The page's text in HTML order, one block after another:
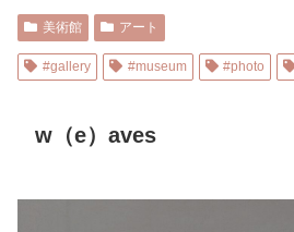
美術館 アート
#gallery #museum #photo
w（e）aves